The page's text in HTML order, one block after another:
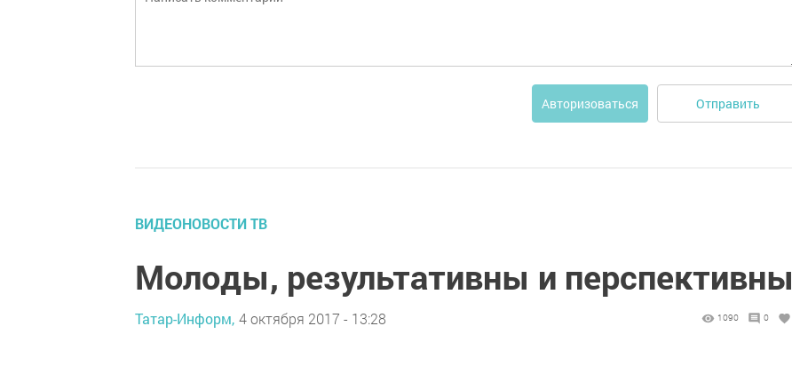
Авторизоваться Отправить
ВИДЕОНОВОСТИ ТВ
Молоды, результативны и перспективны
Татар-Информ, 4 октября 2017 - 13:28 1090 0